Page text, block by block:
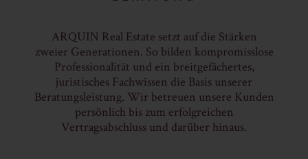
ARQUIN Real Estate setzt auf die Stärken
zweier Generationen. So bilden kompromisslose
Professionalität und ein breitgefächertes,
juristisches Fachwissen die Basis unserer
Beratungsleistung. Wir betreuen unsere Kunden
persönlich bis zum erfolgreichen
Vertragsabschluss und darüber hinaus.